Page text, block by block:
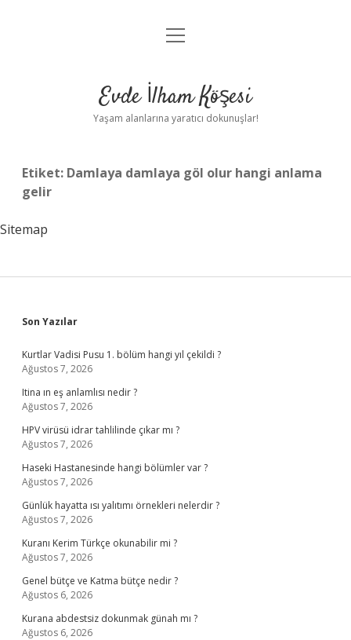
Anasayfa
Yasal Uyarı
menüyü
Evde İlham Köşesi
Yaşam alanlarına yaratıcı dokunuşlar!
Etiket: Damlaya damlaya göl olur hangi anlama
gelir
Sitemap
Sidebar
Son Yazılar
Kurtlar Vadisi Pusu 1. bölüm hangi yıl çekildi ?
Ağustos 7, 2026
Itina ın eş anlamlısı nedir ?
Ağustos 7, 2026
HPV virüsü idrar tahlilinde çıkar mı ?
Ağustos 7, 2026
Haseki Hastanesinde hangi bölümler var ?
Ağustos 7, 2026
Günlük hayatta ısı yalıtımı örnekleri nelerdir ?
Ağustos 7, 2026
Kuranı Kerim Türkçe okunabilir mi ?
Ağustos 7, 2026
Genel bütçe ve Katma bütçe nedir ?
Ağustos 6, 2026
Kurana abdestsiz dokunmak günah mı ?
Ağustos 6, 2026